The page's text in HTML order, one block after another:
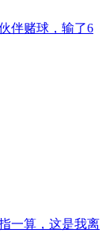
伴赌球，输了6
一算，这是我离